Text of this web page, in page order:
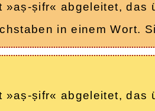
»aṣ-ṣifr« abgeleitet,
in einem Wort.
»aṣ-ṣifr« abgeleitet,